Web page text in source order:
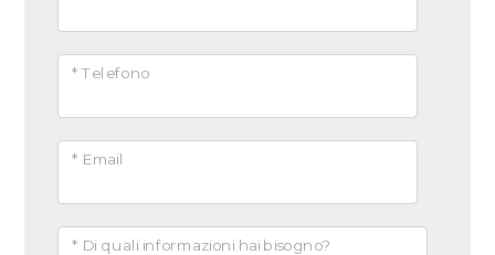
* Telefono
* Email
* Di quali informazioni hai bisogno?